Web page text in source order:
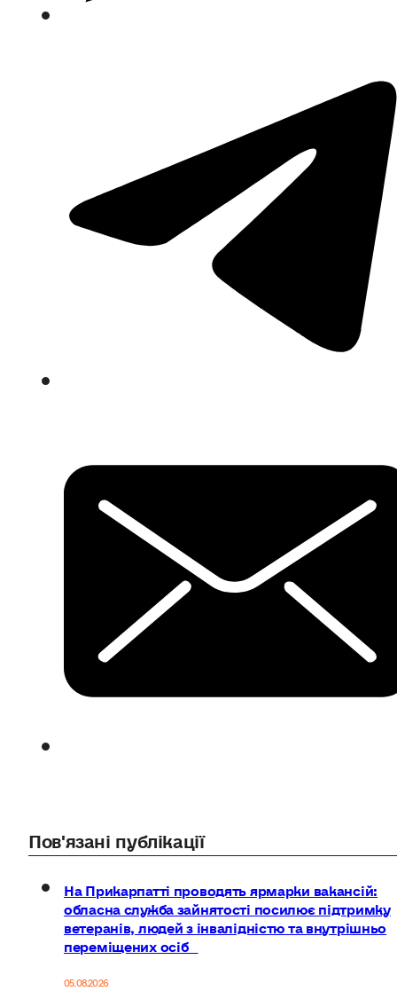
Пов'язані публікації
На Прикарпатті проводять ярмарки вакансій:
обласна служба зайнятості посилює підтримку
ветеранів, людей з інвалідністю та внутрішньо
переміщених осіб
05.08.2026